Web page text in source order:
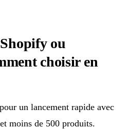
ou
choisir en
un lancement rapide avec
moins de 500 produits.